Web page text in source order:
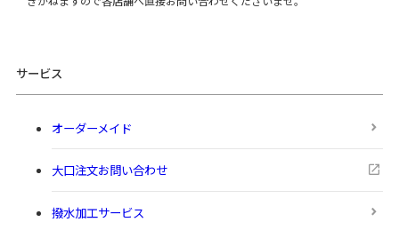
サービス
オーダーメイド
大口注文お問い合わせ
撥水加工サービス